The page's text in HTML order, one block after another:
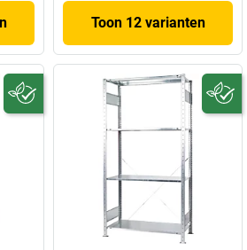
Toon 12 varianten